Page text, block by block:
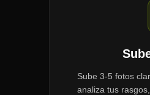
Sube 3-5 fotos
analiza tus